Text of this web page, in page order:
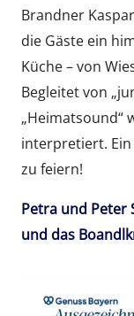
Brandner
die Gäste ein
Küche – von
Begleitet von
„Heimatsound“
interpretiert. Ein
zu feiern!
Petra und Peter
und das